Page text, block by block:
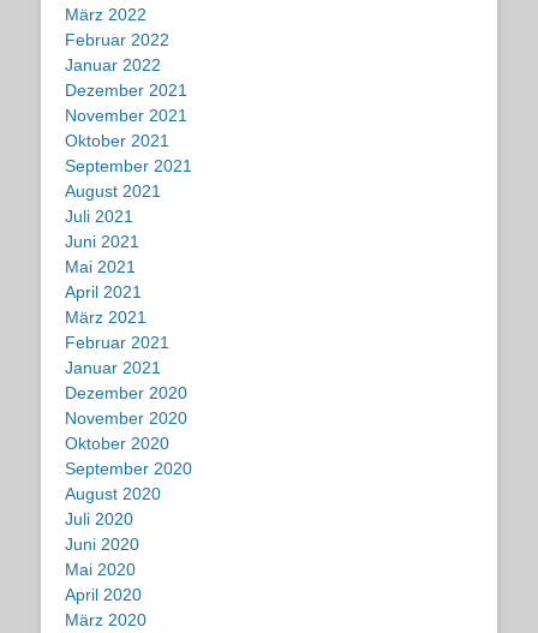
März 2022
Februar 2022
Januar 2022
Dezember 2021
November 2021
Oktober 2021
September 2021
August 2021
Juli 2021
Juni 2021
Mai 2021
April 2021
März 2021
Februar 2021
Januar 2021
Dezember 2020
November 2020
Oktober 2020
September 2020
August 2020
Juli 2020
Juni 2020
Mai 2020
April 2020
März 2020